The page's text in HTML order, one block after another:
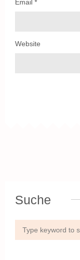
Email *
Website
Suche